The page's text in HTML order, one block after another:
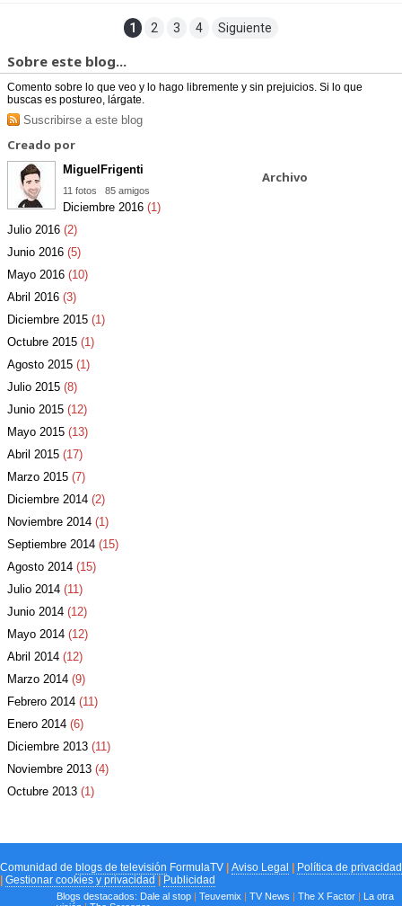
1 2 3 4 Siguiente
Sobre este blog...
Comento sobre lo que veo y lo hago libremente y sin prejuicios. Si lo que
buscas es postureo, lárgate.
Suscribirse a este blog
Creado por
MiguelFrigenti
11 fotos 85 amigos
Archivo
Diciembre 2016 (1)
Julio 2016 (2)
Junio 2016 (5)
Mayo 2016 (10)
Abril 2016 (3)
Diciembre 2015 (1)
Octubre 2015 (1)
Agosto 2015 (1)
Julio 2015 (8)
Junio 2015 (12)
Mayo 2015 (13)
Abril 2015 (17)
Marzo 2015 (7)
Diciembre 2014 (2)
Noviembre 2014 (1)
Septiembre 2014 (15)
Agosto 2014 (15)
Julio 2014 (11)
Junio 2014 (12)
Mayo 2014 (12)
Abril 2014 (12)
Marzo 2014 (9)
Febrero 2014 (11)
Enero 2014 (6)
Diciembre 2013 (11)
Noviembre 2013 (4)
Octubre 2013 (1)
Comunidad de blogs de televisión FormulaTV Aviso Legal
Política de privacidad
Gestionar cookies y privacidad Publicidad
Blogs destacados: Dale al stop | Teuvemix | TV News | The X Factor | La otra